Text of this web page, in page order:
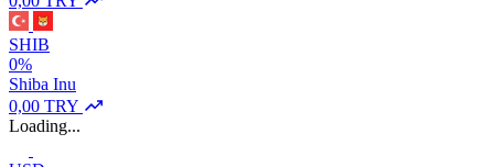
SHIB
0%
Shiba Inu
0,00 TRY
Loading...